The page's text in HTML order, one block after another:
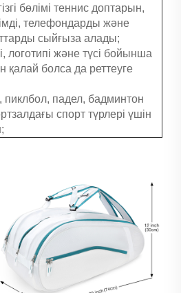
бөлімі теннис доптарын,
телефондарды және
сыйғыза алады;
логотипі және түсі бойынша
қалай болса да реттеуге
пиклбол, падел, бадминтон
спорт түрлері үшін